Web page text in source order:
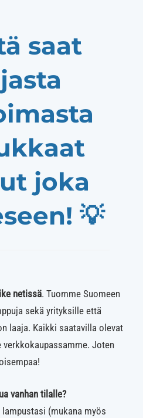
saat
joka
💡
netissä. Tuomme Suomeen
sekä yrityksille että
laaja. Kaikki saatavilla olevat
Joten
vanhan tilalle?
(mukana myös